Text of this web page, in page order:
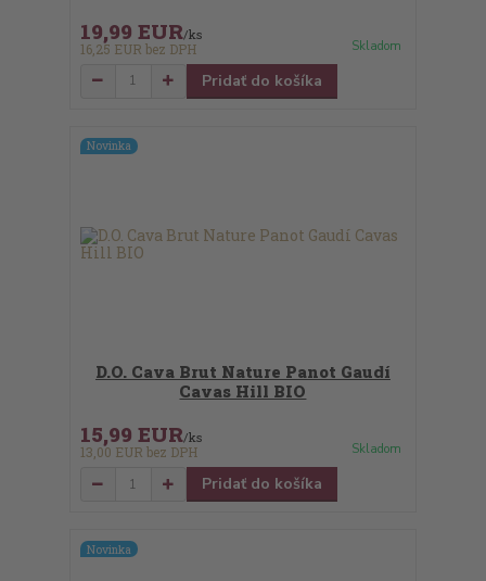
19,99 EUR/ks
16,25 EUR bez DPH Skladom
Pridať do košíka
Novinka
D.O. Cava Brut Nature Panot Gaudí
Cavas Hill BIO
15,99 EUR/ks
13,00 EUR bez DPH Skladom
Pridať do košíka
Novinka